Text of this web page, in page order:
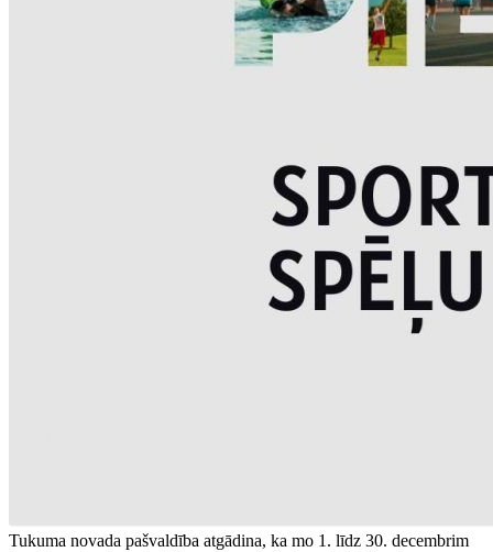
Tukuma novada pašvaldība atgādina, ka mo 1. līdz 30. decembrim